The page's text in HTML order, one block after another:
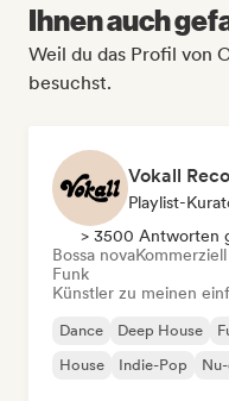
Ihnen auch
Weil du das Profil von
besuchst.
Vokall
Playlist-
> 3500 Antworten
Bossa nova
Funk
Künstler zu meinen
Dance Deep House
House
Indie-Pop